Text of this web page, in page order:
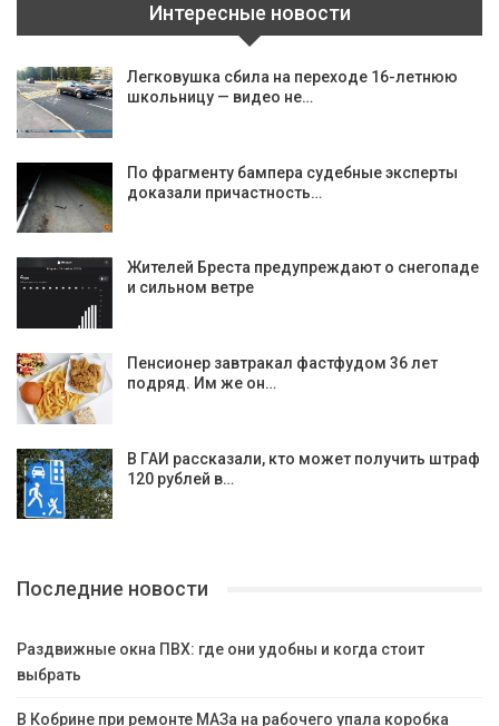
Интересные новости
Легковушка сбила на переходе 16-летнюю
школьницу — видео не…
По фрагменту бампера судебные эксперты
доказали причастность…
Жителей Бреста предупреждают о снегопаде
и сильном ветре
Пенсионер завтракал фастфудом 36 лет
подряд. Им же он…
В ГАИ рассказали, кто может получить штраф
120 рублей в…
Последние новости
Раздвижные окна ПВХ: где они удобны и когда стоит
выбрать
В Кобрине при ремонте МАЗа на рабочего упала коробка